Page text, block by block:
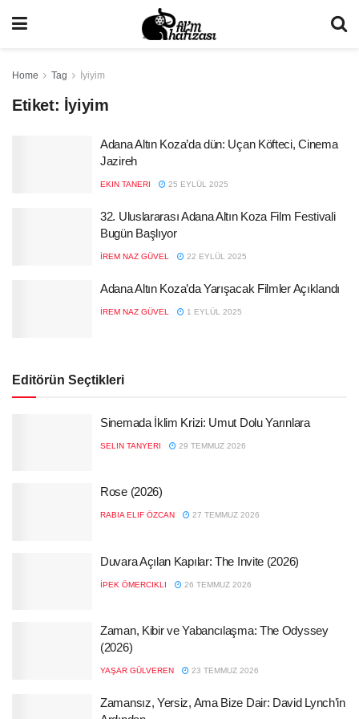
Home Tag İyiyim
Etiket: İyiyim
Adana Altın Koza’da dün: Uçan Köfteci, Cinema
Jazireh
EKIN TANERI 25 EYLÜL 2025
32. Uluslararası Adana Altın Koza Film Festivali
Bugün Başlıyor
İREM NAZ GÜVEL 22 EYLÜL 2025
Adana Altın Koza’da Yarışacak Filmler Açıklandı
İREM NAZ GÜVEL 1 EYLÜL 2025
Editörün Seçtikleri
Sinemada İklim Krizi: Umut Dolu Yarınlara
SELIN TANYERI 29 TEMMUZ 2026
Rose (2026)
RABIA ELIF ÖZCAN 27 TEMMUZ 2026
Duvara Açılan Kapılar: The Invite (2026)
İPEK ÖMERCIKLI 26 TEMMUZ 2026
Zaman, Kibir ve Yabancılaşma: The Odyssey
(2026)
YAŞAR GÜLVEREN 23 TEMMUZ 2026
Zamansız, Yersiz, Ama Bize Dair: David Lynch’in